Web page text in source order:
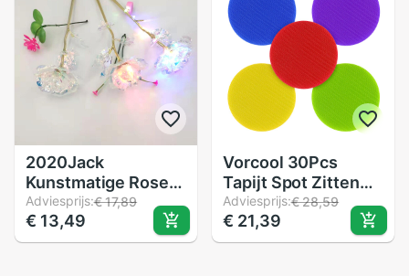
2020Jack
Kunstmatige Rose
24K Gold Foil Rose
Bloem Kunstmatige
Bloem Lantaarn
Adviesprijs:€ 17,89
€ 13,49
Vorcool 30Pcs
Tapijt Spot Zitten
Markers Klaslokaal
Kleurrijke Cirkels
Magic Stickers
Adviesprijs:€ 28,59
€ 21,39